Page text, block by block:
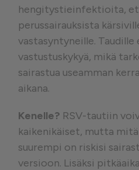
hengitystieinfektioita,
perussairauksista
vastasyntyneille.
vastustuskykyä, mikä
sairastua useamman
aikana.
Kenelle? RSV-tautiin
kaikenikäiset, mutta
suurempi on riskisi
versioon. Lisäksi